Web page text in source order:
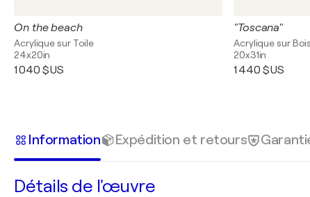
On the beach
Acrylique sur Toile
24x20in
1 040 $US
"Toscana"
Acrylique sur Bois
20x31in
1 440 $US
Information Expédition et retours
Détails de l'œuvre